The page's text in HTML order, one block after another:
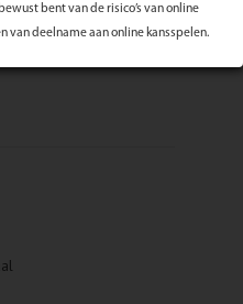
bent van de risico’s van online
van deelname aan online kansspelen.